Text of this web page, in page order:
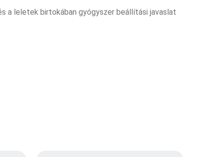
a leletek birtokában gyógyszer beállítási javaslat